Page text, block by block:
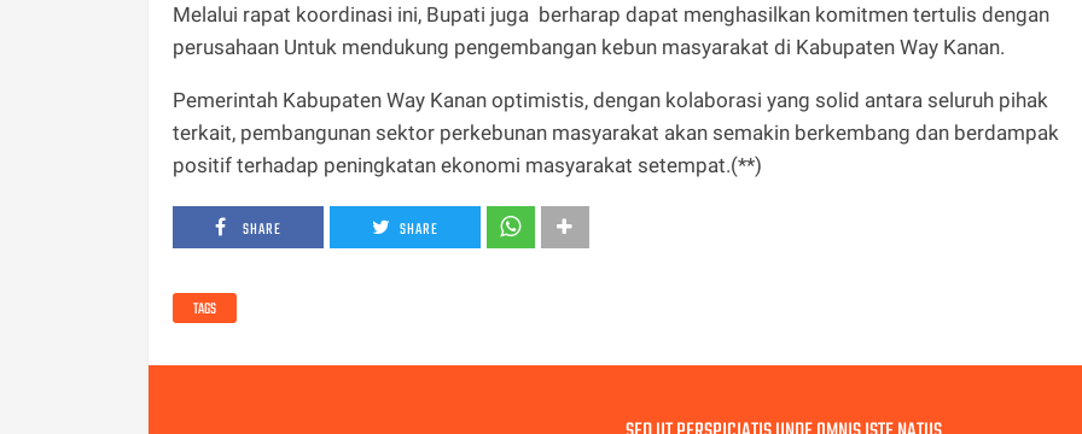
Melalui rapat koordinasi ini, Bupati juga berharap dapat menghasilkan komitmen tertulis dengan
perusahaan Untuk mendukung pengembangan kebun masyarakat di Kabupaten Way Kanan.
Pemerintah Kabupaten Way Kanan optimistis, dengan kolaborasi yang solid antara seluruh pihak
terkait, pembangunan sektor perkebunan masyarakat akan semakin berkembang dan berdampak
positif terhadap peningkatan ekonomi masyarakat setempat.(**)
SHARE SHARE
TAGS